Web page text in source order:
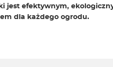
jest efektywnym,
dla każdego ogrodu.